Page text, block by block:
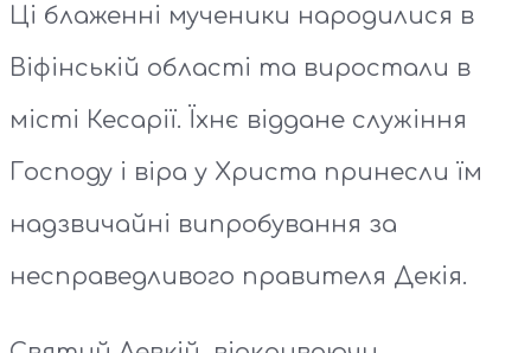
Ці блаженні мученики народилися в
Віфінській області та виростали в
місті Кесарії. Їхнє віддане служіння
Господу і віра у Христа принесли їм
надзвичайні випробування за
несправедливого правителя Декія.